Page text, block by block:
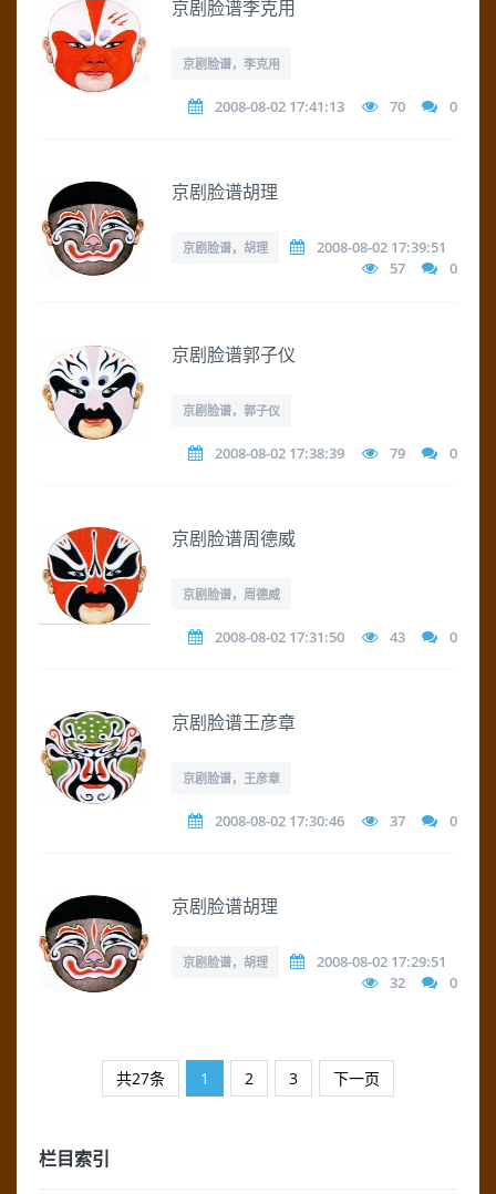
京剧脸谱李克用
京剧脸谱，李克用
2008-08-02 17:41:13 70 0
京剧脸谱胡理
京剧脸谱，胡理
2008-08-02 17:39:51
57
0
京剧脸谱郭子仪
京剧脸谱，郭子仪
2008-08-02 17:38:39 79 0
京剧脸谱周德威
京剧脸谱，周德威
2008-08-02 17:31:50 43 0
京剧脸谱王彦章
京剧脸谱，王彦章
2008-08-02 17:30:46 37 0
京剧脸谱胡理
京剧脸谱，胡理
2008-08-02 17:29:51
32
0
共27条 1 2 3 下一页
栏目索引